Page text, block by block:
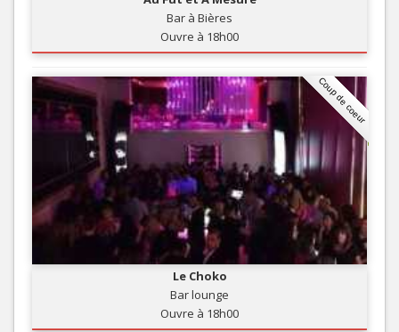
Bar à Bières
Ouvre à 18h00
Coup de coeur
Le Choko
Bar lounge
Ouvre à 18h00